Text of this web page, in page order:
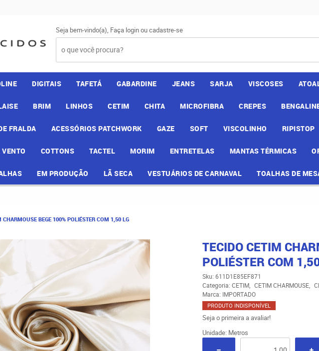
Seja bem-vindo(a), Faça loginoucadastre-se
DIGITAIS TAFETÁ GABARDINE JEANS SARJA VISCOSES
BRIM LINHOS CETIM CHITA MICROFIBRA CREPES
FRALDA ACESSÓRIOS PATCHWORK GAZE SOFT VISCOLINHO RIPISTOP
VENTO COTTONS TACTEL MORIM ENTRETELAS MANTAS TÉRMICAS
EM PRODUÇÃO LÃ SECA VESTUÁRIOS DE CARNAVAL TOALHAS DE
CHARMOUSE BEGE 100% POLIÉSTER COM 1,50 LG
TECIDO CETIM
POLIÉSTER COM
Sku: 611D1E85EF871
Categoria: CETIM CETIM CHARMOUSE
Marca: IMPORTADO
PRODUTO INDISPONÍVEL
Seja o primeira a avaliar!
Unidade: Metros